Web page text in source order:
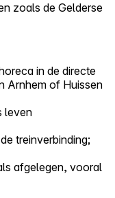
zoals de Gelderse
in de directe
Arnhem of Huissen
leven
treinverbinding;
afgelegen, vooral